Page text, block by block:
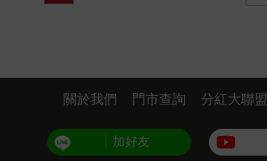
關於我們 門市查詢 分紅大聯盟
加好友